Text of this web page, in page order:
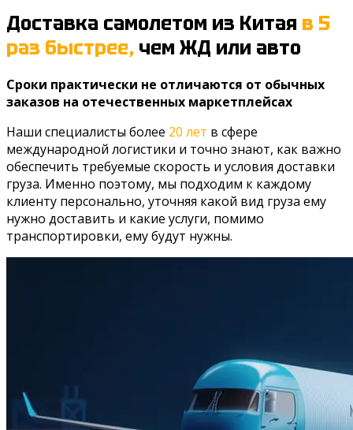
Доставка самолетом из Китая в 5
раз быстрее, чем ЖД или авто
Cроки практически не отличаются от обычных
заказов на отечественных маркетплейсах
Наши специалисты более 20 лет в сфере
международной логистики и точно знают, как важно
обеспечить требуемые скорость и условия доставки
груза. Именно поэтому, мы подходим к каждому
клиенту персонально, уточняя какой вид груза ему
нужно доставить и какие услуги, помимо
транспортировки, ему будут нужны.